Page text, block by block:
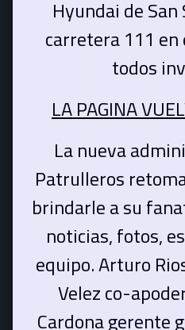
Hyundai de
carretera 111 en
todos
LA PAGINA
La nueva
Patrulleros
brindarle a su
noticias, fotos,
equipo. Arturo
Velez co-
Cardona gerente